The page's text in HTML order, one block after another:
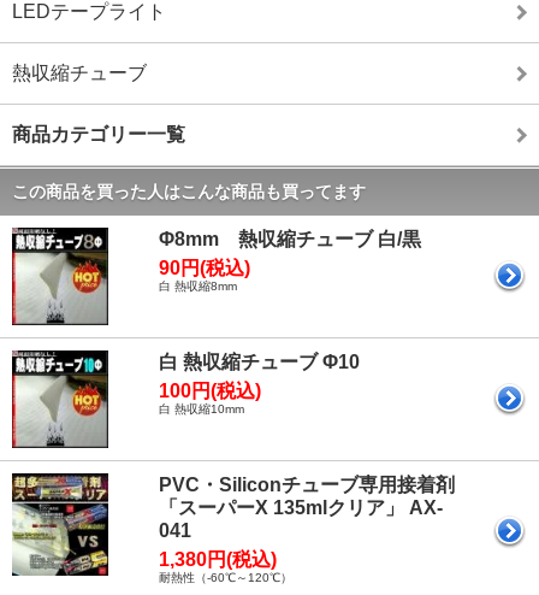
LEDテープライト
熱収縮チューブ
商品カテゴリー一覧
この商品を買った人はこんな商品も買ってます
Φ8mm 熱収縮チューブ 白/黒
90円(税込)
白 熱収縮8mm
白 熱収縮チューブ Φ10
100円(税込)
白 熱収縮10mm
PVC・Siliconチューブ専用接着剤
「スーパーX 135mlクリア」 AX-
041
1,380円(税込)
耐熱性（-60℃～120℃）